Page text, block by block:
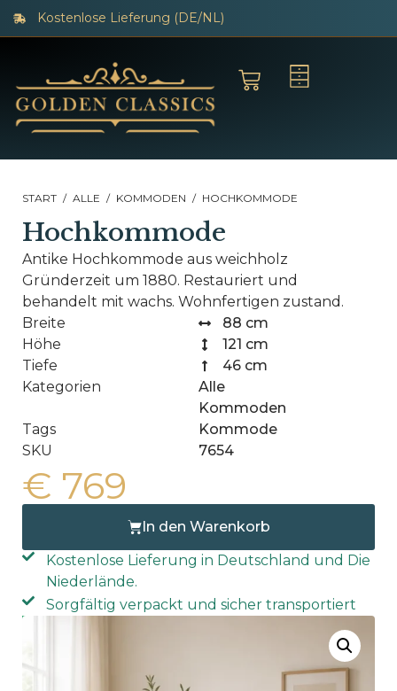
Kostenlose Lieferung (DE/NL)
START / ALLE / KOMMODEN / HOCHKOMMODE
Hochkommode
Antike Hochkommode aus weichholz
Gründerzeit um 1880. Restauriert und
behandelt mit wachs. Wohnfertigen zustand.
Breite
88 cm
Höhe
121 cm
Tiefe
46 cm
Kategorien
Alle
Kommoden
Tags
Kommode
SKU
7654
€ 769
In den Warenkorb
Kostenlose Lieferung in Deutschland und Die
Niederlände.
Sorgfältig verpackt und sicher transportiert